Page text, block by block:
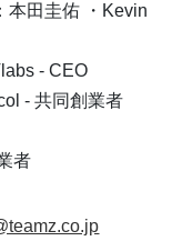
本田圭佑 ・Kevin
- CEO
- 共同創業者
者